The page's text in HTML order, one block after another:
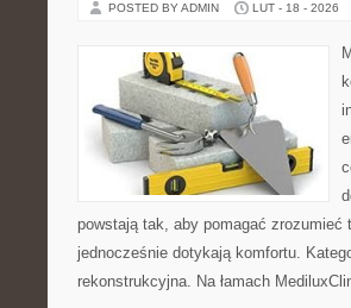
POSTED BY ADMIN LUT - 18 - 2026
powstają tak, aby pomagać
jednocześnie dotykają komfortu.
rekonstrukcyjna. Na łamach